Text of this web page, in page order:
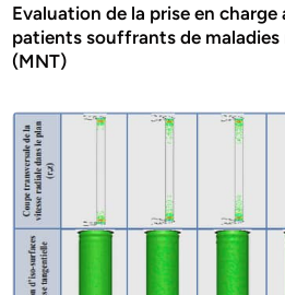
Evaluation de la prise en charge
patients souffrants de maladies
(MNT)